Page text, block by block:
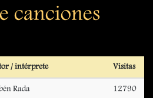
canciones
/ intérprete Visitas
Rada 12790